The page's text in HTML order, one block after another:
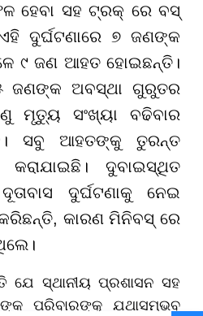
ହେବା ସହ ଟ୍ରକ୍ ରେ ବସ୍
ଦୁର୍ଘଟଣାରେ ୭ ଜଣଙ୍କ
୯ ଜଣ ଆହତ ହୋଇଛନ୍ତି।
ଅବସ୍ଥା ଗୁରୁତର
ମୃତ୍ୟୁ ସଂଖ୍ୟା ବଢିବାର
ସବୁ ଆହତଙ୍କୁ ତୁରନ୍ତ
କରାଯାଇଛି। ଦୁବାଇସ୍ଥିତ
ଦୁର୍ଘଟଣାକୁ ନେଇ
କାରଣ ମିନିବସ୍ ରେ
ଯେ ସ୍ଥାନୀୟ ପ୍ରଶାସନ ସହ
ପରିବାରଙ୍କୁ ଯଥାସମ୍ଭବ